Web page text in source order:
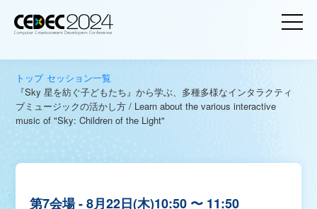
トップ セッション一覧
『Sky 星を紡ぐ子どもたち』から学ぶ、多種多様なインタラクティ
ブミュージックの活かし方 / Learn about the various interactive
music of "Sky: Children of the Light"
第7会場 8月22日(木)10:50 〜 11:50